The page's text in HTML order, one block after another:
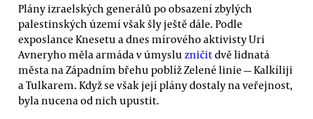
Plány izraelských generálů po obsazení zbylých
palestinských území však šly ještě dále. Podle
exposlance Knesetu a dnes mírového aktivisty Uri
Avneryho měla armáda v úmyslu zničitdvě lidnatá
města na Západním břehu poblíž Zelené linie — Kalkíliji
a Tulkarem. Když se však její plány dostaly na veřejnost,
byla nucena od nich upustit.